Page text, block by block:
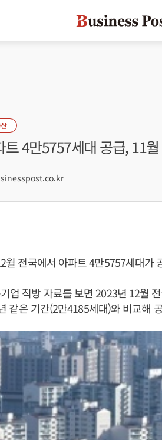
트 4만5757세대 공급, 11
월 전국에서 아파트 4만5757세대가
업 직방 자료를 보면 2023년 12월
같은 기간(2만4185세대)와 비교해